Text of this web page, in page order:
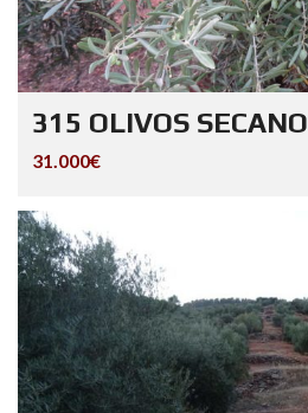
315 OLIVOS SECANO
31.000€